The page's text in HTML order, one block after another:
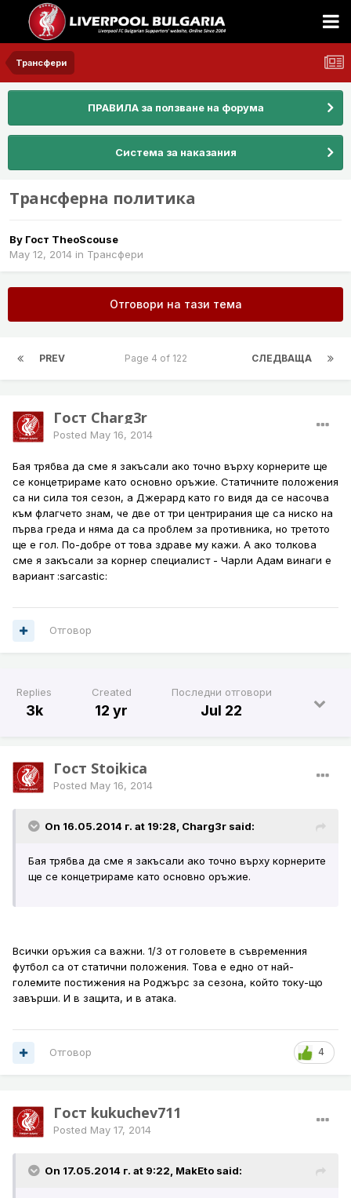
Трансфери
ПРАВИЛА за ползване на форума
Система за наказания
Трансферна политика
By Гост TheoScouse
May 12, 2014 in Трансфери
Отговори на тази тема
PREV СЛЕДВАЩА
Page 4 of 122
Гост Charg3r
Posted May 16, 2014
Бая трябва да сме я закъсали ако точно върху корнерите ще
се концетрираме като основно оръжие. Статичните положения
са ни сила тоя сезон, а Джерард като го видя да се насочва
към флагчето знам, че две от три центрирания ще са ниско на
първа греда и няма да са проблем за противника, но третото
ще е гол. По-добре от това здраве му кажи. А ако толкова
сме я закъсали за корнер специалист - Чарли Адам винаги е
вариант :sarcastic:
Отговор
Replies
3k
Created
12 yr
Последни отговори
Jul 22
Гост Stojkica
Posted May 16, 2014
On 16.05.2014 г. at 19:28, Charg3r said:
Бая трябва да сме я закъсали ако точно върху корнерите
ще се концетрираме като основно оръжие.
Всички оръжия са важни. 1/3 от головете в съвременния
футбол са от статични положения. Това е едно от най-
големите постижения на Роджърс за сезона, който току-що
завърши. И в защита, и в атака.
4
Отговор
Гост kukuchev711
Posted May 17, 2014
On 17.05.2014 г. at 9:22, MakEto said: